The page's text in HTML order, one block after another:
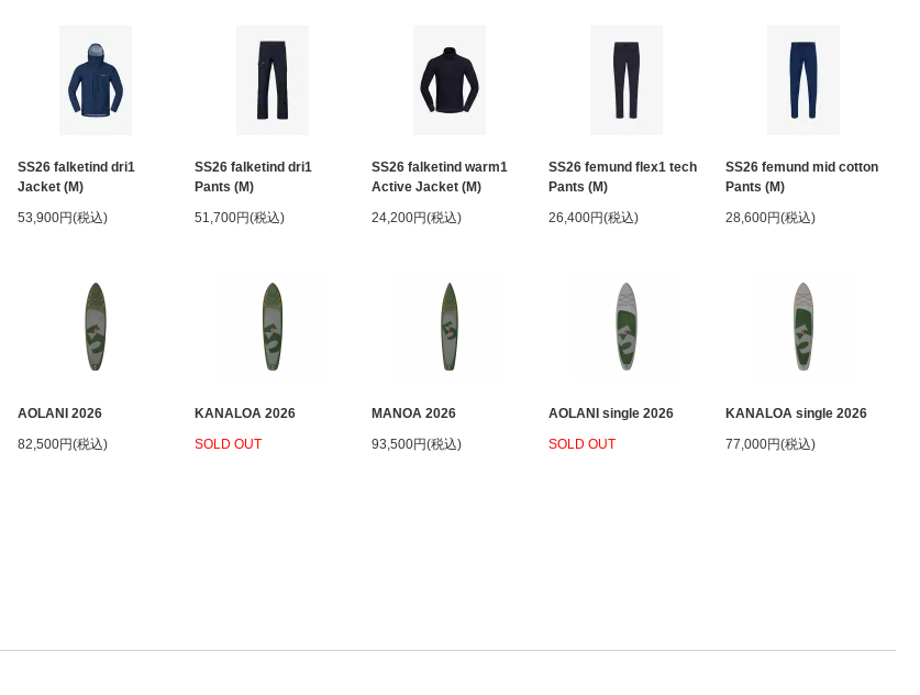
SS26 falketind dri1
Jacket (M)
53,900円(税込)
SS26 falketind dri1
Pants (M)
51,700円(税込)
SS26 falketind warm1
Active Jacket (M)
24,200円(税込)
SS26 femund flex1 tech
Pants (M)
26,400円(税込)
SS26 femund mid cotton
Pants (M)
28,600円(税込)
AOLANI 2026
82,500円(税込)
KANALOA 2026
SOLD OUT
MANOA 2026
93,500円(税込)
AOLANI single 2026
SOLD OUT
KANALOA single 2026
77,000円(税込)